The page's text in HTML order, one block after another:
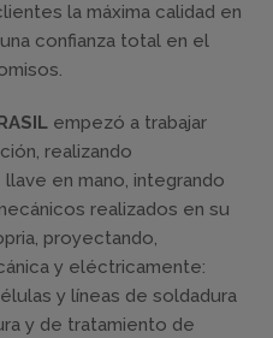
la máxima calidad en
confianza total en el
empezó a trabajar
realizando
en mano, integrando
realizados en su
proyectando,
y eléctricamente:
y líneas de soldadura
y de tratamiento de